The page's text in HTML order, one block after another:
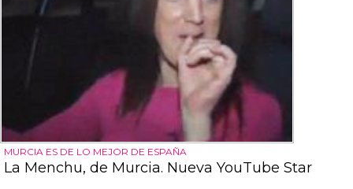
MURCIA ES DE LO MEJOR DE ESPAÑA
La Menchu, de Murcia. Nueva YouTube Star